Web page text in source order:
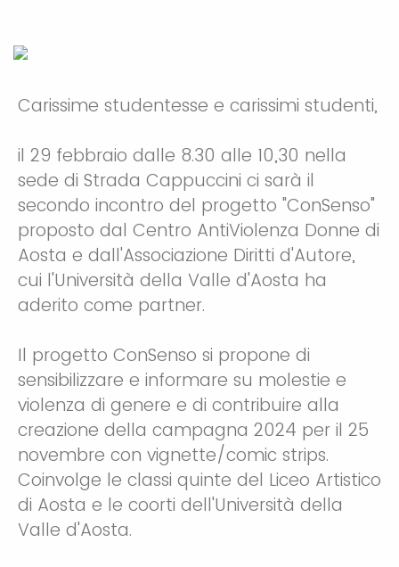
Carissime studentesse e carissimi studenti,
il 29 febbraio dalle 8.30 alle 10,30 nella
sede di Strada Cappuccini ci sarà il
secondo incontro del progetto "ConSenso"
proposto dal Centro AntiViolenza Donne di
Aosta e dall'Associazione Diritti d'Autore,
cui l'Università della Valle d'Aosta ha
aderito come partner.
Il progetto ConSenso si propone di
sensibilizzare e informare su molestie e
violenza di genere e di contribuire alla
creazione della campagna 2024 per il 25
novembre con vignette/comic strips.
Coinvolge le classi quinte del Liceo Artistico
di Aosta e le coorti dell'Università della
Valle d'Aosta.